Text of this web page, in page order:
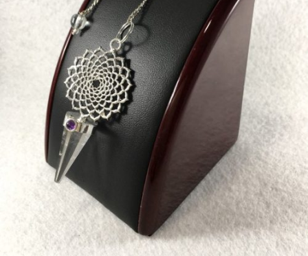
ESOTERISMO FÓSILES METEORITOS
MINERALES
PRODUCTOS DE
CONSUMO